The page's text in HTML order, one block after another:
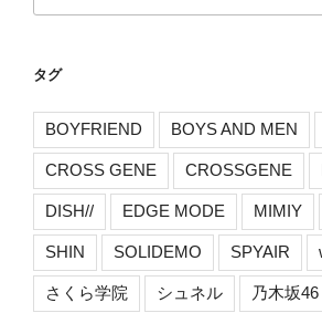
タグ
BOYFRIEND BOYS AND MEN
CROSS GENE CROSSGENE
DISH// EDGE MODE MIMIY
SHIN SOLIDEMO SPYAIR
さくら学院 シュネル 乃木坂46